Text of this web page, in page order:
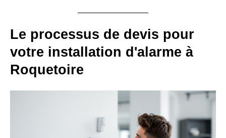
Le processus de devis pour
votre installation d'alarme à
Roquetoire